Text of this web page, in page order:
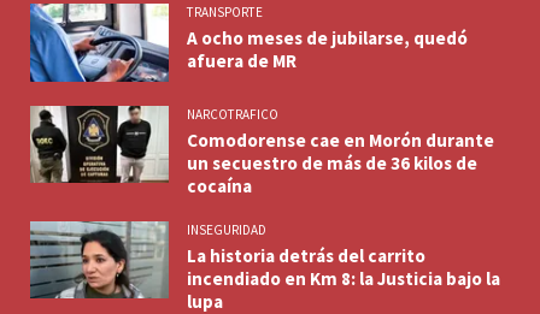
TRANSPORTE
A ocho meses de jubilarse, quedó
afuera de MR
NARCOTRAFICO
Comodorense cae en Morón durante
un secuestro de más de 36 kilos de
cocaína
INSEGURIDAD
La historia detrás del carrito
incendiado en Km 8: la Justicia bajo la
lupa